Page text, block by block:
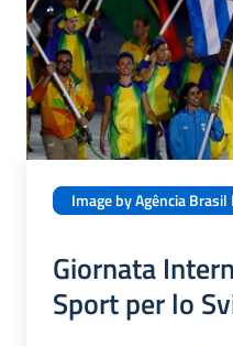
Image by Agência
Giornata
Sport per lo